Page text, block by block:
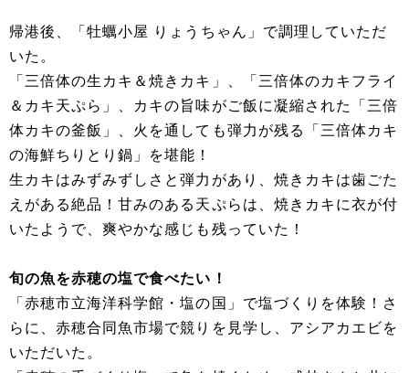
帰港後、「牡蠣小屋 りょうちゃん」で調理していただ
いた。
「三倍体の生カキ＆焼きカキ」、「三倍体のカキフライ
＆カキ天ぷら」、カキの旨味がご飯に凝縮された「三倍
体カキの釜飯」、火を通しても弾力が残る「三倍体カキ
の海鮮ちりとり鍋」を堪能！
生カキはみずみずしさと弾力があり、焼きカキは歯ごた
えがある絶品！甘みのある天ぷらは、焼きカキに衣が付
いたようで、爽やかな感じも残っていた！
旬の魚を赤穂の塩で食べたい！
「赤穂市立海洋科学館・塩の国」で塩づくりを体験！さ
らに、赤穂合同魚市場で競りを見学し、アシアカエビを
いただいた。